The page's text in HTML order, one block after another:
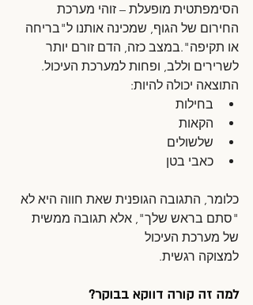
הסימפתטית מופעלת – זוהי מערכת
החירום של הגוף, שמכינה אותנו ל"בריחה
או תקיפה".במצב כזה, הדם זורם יותר
לשרירים וללב, ופחות למערכת העיכול.
התוצאה יכולה להיות:
בחילות
הקאות
שלשולים
כאבי בטן
כלומר, התגובה הגופנית שאת חווה היא לא
"סתם בראש שלך", אלא תגובה ממשית
של מערכת העיכול
למצוקה רגשית.
למה זה קורה דווקא בבוקר?